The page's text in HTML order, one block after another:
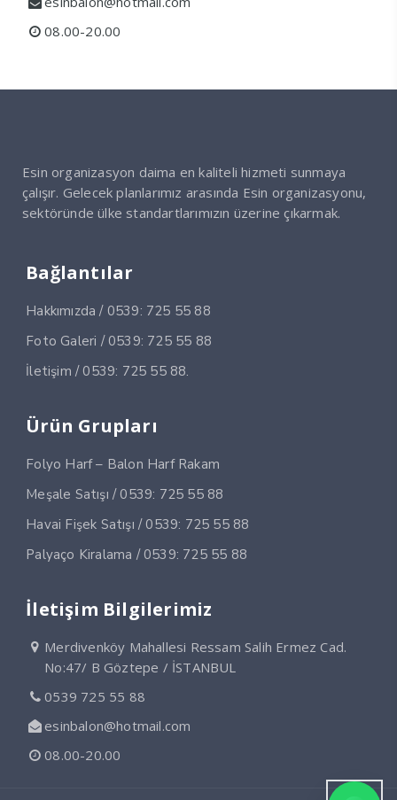
08.00-20.00
Esin organizasyon daima en kaliteli hizmeti sunmaya
çalışır. Gelecek planlarımız arasında Esin organizasyonu,
sektöründe ülke standartlarımızın üzerine çıkarmak.
Bağlantılar
Hakkımızda / 0539: 725 55 88
Foto Galeri / 0539: 725 55 88
İletişim / 0539: 725 55 88.
Ürün Grupları
Folyo Harf – Balon Harf Rakam
Meşale Satışı / 0539: 725 55 88
Havai Fişek Satışı / 0539: 725 55 88
Palyaço Kiralama / 0539: 725 55 88
İletişim Bilgilerimiz
Merdivenköy Mahallesi Ressam Salih Ermez Cad.
No:47/ B Göztepe / İSTANBUL
0539 725 55 88
esinbalon@hotmail.com
08.00-20.00